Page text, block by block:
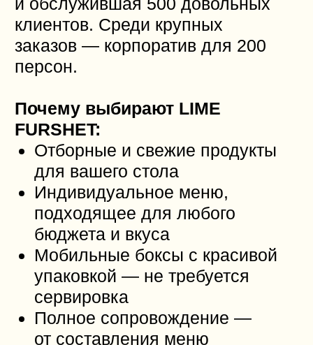
Банкетный зал «Хайран» —
идеальное место для вашего
торжества
Уютный банкетный зал«Хайран»
в классическом стиле и светлых
тонах создаёт атмосферу
торжества. Просторный зал
вмещает до 140 человек,
оставляя место для танцев,
артистов и развлечений.
Интерьер универсален, и его
можно декорировать в любом
стиле для тематического
мероприятия.